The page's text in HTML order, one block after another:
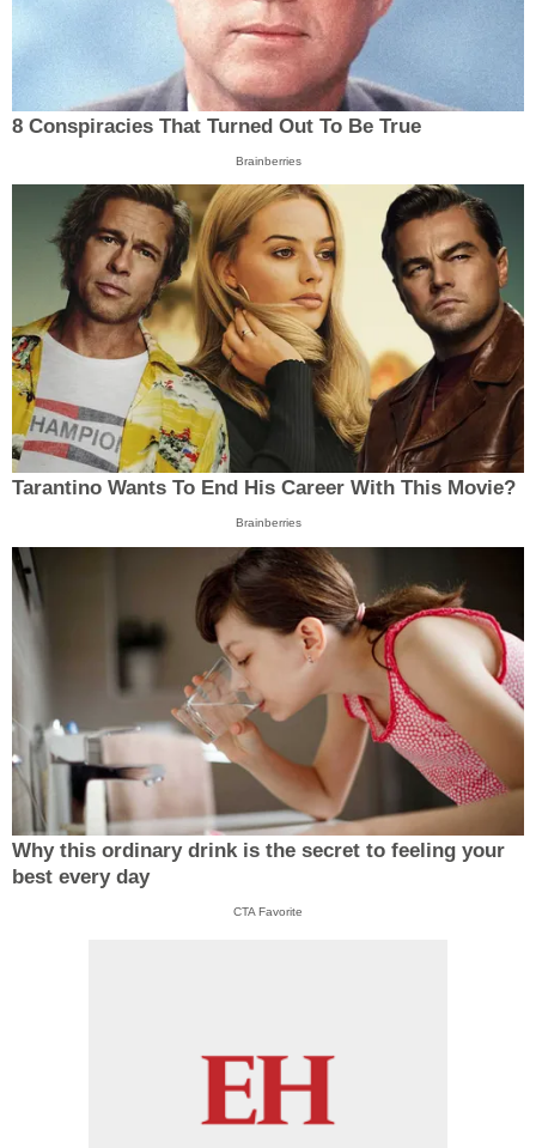
8 Conspiracies That Turned Out To Be True
Brainberries
Tarantino Wants To End His Career With This Movie?
Brainberries
Why this ordinary drink is the secret to feeling your
best every day
CTA Favorite